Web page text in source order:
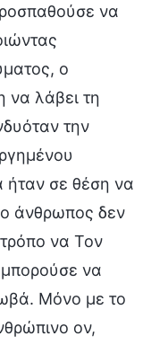
να
ο
να λάβει τη
την
σε θέση να
ο άνθρωπος δεν
να Τον
μπορούσε να
Μόνο με το
ον,